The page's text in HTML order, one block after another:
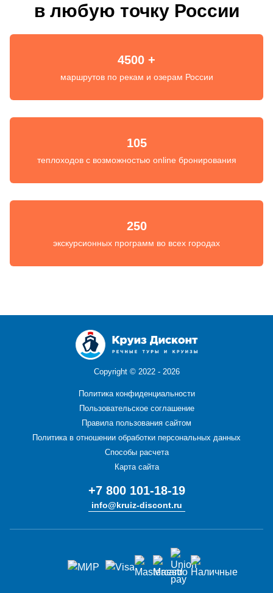
в любую точку России
4500 +
маршрутов по рекам и озерам России
105
теплоходов с возможностью online бронирования
250
экскурсионных программ во всех городах
Copyright © 2022 - 2026
Политика конфиденциальности
Пользовательское соглашение
Правила пользования сайтом
Политика в отношении обработки персональных данных
Способы расчета
Карта сайта
+7 800 101-18-19
info@kruiz-discont.ru